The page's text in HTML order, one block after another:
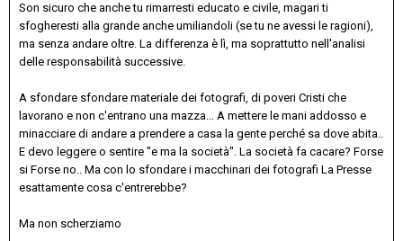
Son sicuro che anche tu rimarresti educato e civile, magari ti
sfogheresti alla grande anche umiliandoli (se tu ne avessi le ragioni),
ma senza andare oltre. La differenza è lì, ma soprattutto nell'analisi
delle responsabilità successive.
A sfondare sfondare materiale dei fotografi, di poveri Cristi che
lavorano e non c'entrano una mazza... A mettere le mani addosso e
minacciare di andare a prendere a casa la gente perché sa dove abita..
E devo leggere o sentire "e ma la società". La società fa cacare? Forse
si Forse no.. Ma con lo sfondare i macchinari dei fotografi La Presse
esattamente cosa c'entrerebbe?
Ma non scherziamo